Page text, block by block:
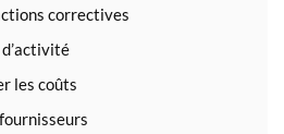
correctives
les coûts